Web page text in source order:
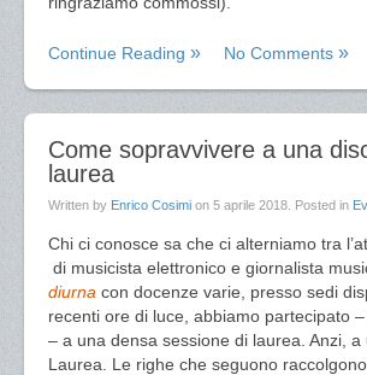
Continue Reading No Comments
Come sopravvivere a una
laurea
Written by Enrico Cosimi on 5 aprile 2018 . Posted in
Chi ci conosce sa che ci alterniamo tra
di musicista elettronico e giornalista
diurna con docenze varie, presso sedi
recenti ore di luce, abbiamo partecipato
– a una densa sessione di laurea. Anzi, a
Laurea. Le righe che seguono